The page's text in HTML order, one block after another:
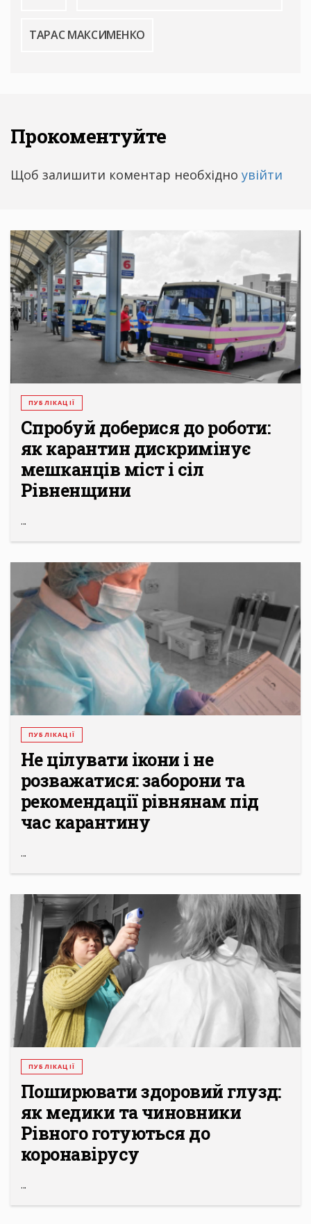
ТАРАС МАКСИМЕНКО
Прокоментуйте
Щоб залишити коментар необхідно увійти
ПУБЛІКАЦІЇ
Спробуй доберися до роботи:
як карантин дискримінує
мешканців міст і сіл
Рівненщини
...
ПУБЛІКАЦІЇ
Не цілувати ікони і не
розважатися: заборони та
рекомендації рівнянам під
час карантину
...
ПУБЛІКАЦІЇ
Поширювати здоровий глузд:
як медики та чиновники
Рівного готуються до
коронавірусу
...